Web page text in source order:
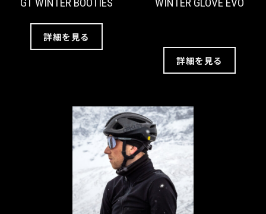
GT WINTER BOOTIES
詳細を見る
WINTER GLOVE EVO
詳細を見る